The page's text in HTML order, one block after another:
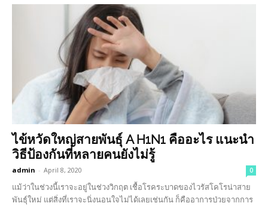
ไข้หวัดใหญ่สายพันธุ์ A H1N1 คืออะไร แนะนำ
วิธีป้องกันที่หลายคนยังไม่รู้
admin - April 8, 2020 0
แม้ว่าในช่วงนี้เราจะอยู่ในช่วงวิกฤต เชื้อโรคระบาดของไวรัสโคโรน่าสาย
พันธุ์ใหม่ แต่สิ่งที่เราจะนิ่งนอนใจไม่ได้เลยเช่นกัน ก็คืออาการป่วยจากการ